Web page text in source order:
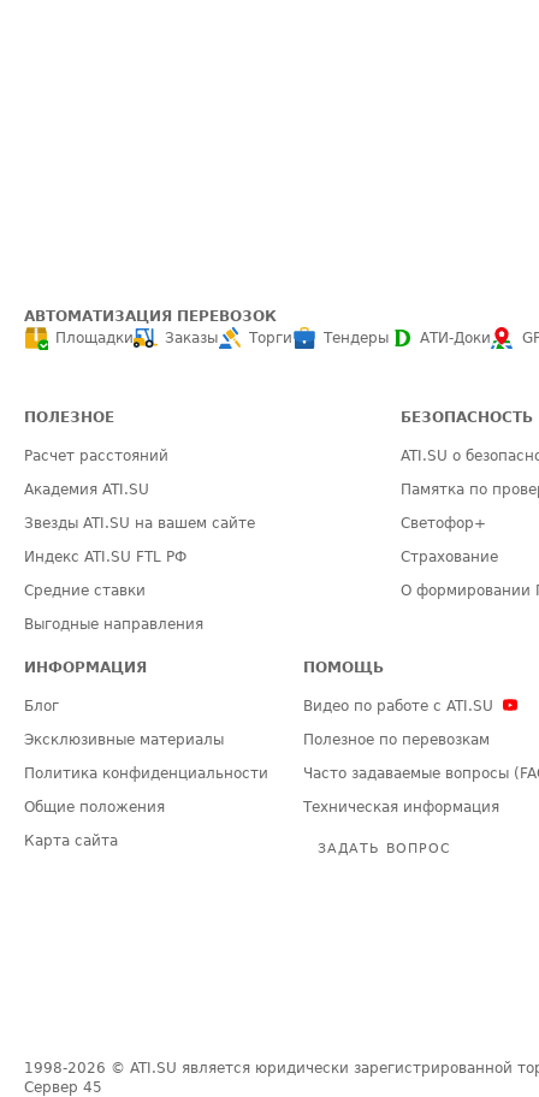
АВТОМАТИЗАЦИЯ ПЕРЕВОЗОК
Площадки
Заказы Торги Тендеры АТИ-Доки
ПОЛЕЗНОЕ
Расчет расстояний
Академия ATI.SU
Звезды ATI.SU на вашем сайте
Индекс ATI.SU FTL РФ
Средние ставки
Выгодные направления
БЕЗОПАСНОСТЬ
ATI.SU о
Памятка по
Светофор+
Страхование
О формировании
ИНФОРМАЦИЯ
Блог
Эксклюзивные материалы
Политика конфиденциальности
Общие положения
Карта сайта
ПОМОЩЬ
Видео по работе с ATI.SU
Полезное по перевозкам
Часто задаваемые вопросы
Техническая информация
ЗАДАТЬ ВОПРОС
1998-2026 © ATI.SU является юридически зарегистрированной
Сервер 45